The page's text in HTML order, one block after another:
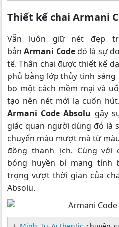
Thiết kế chai Armani
Vẫn luôn giữ nét đẹp
bản Armani Codeđó là sự
tế. Thân chai được thiết kế
phủ bằng lớp thủy tinh sáng
bo một cách mềm mại và
tạo nên nét mới lạ cuốn
Armani Code Absolu gây
giác quan người dùng đó là
chuyển màu mượt mà từ
đồng thanh lịch. Cùng với
bóng huyền bí mang tính
trọng vượt thời gian của
Absolu.